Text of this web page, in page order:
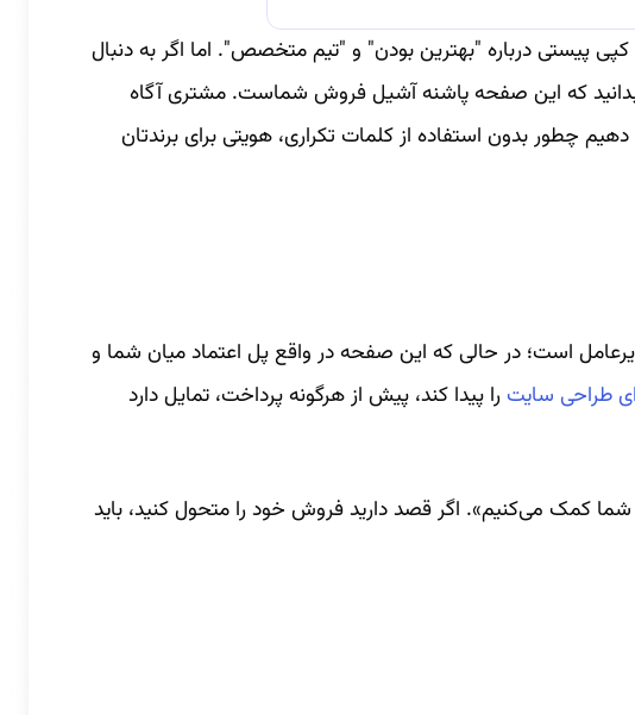
پیستی درباره "بهترین بودن" و "تیم متخصص". اما اگر به دنبال
بدانید که این صفحه پاشنه آشیل فروش شماست. مشتری آگاه
چطور بدون استفاده از کلمات تکراری، هویتی برای برندتان
است؛ در حالی‌ که این صفحه در واقع پل اعتماد میان شما و
طراحی سایت را پیدا کند، پیش از هرگونه پرداخت، تمایل دارد
کمک می‌کنیم». اگر قصد دارید فروش خود را متحول کنید، باید